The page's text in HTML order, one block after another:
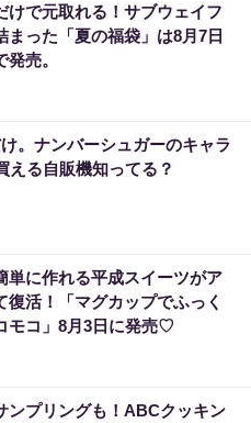
けで元取れる！サブウェイフ
まった「夏の福袋」は8月7日
売。
。ナンバーシュガーのキャラ
える自販機知ってる？
単に作れる平成スイーツがア
復活！「マグカップでふっく
モコ」8月3日に発売♡
ンプリングも！ABCクッキン